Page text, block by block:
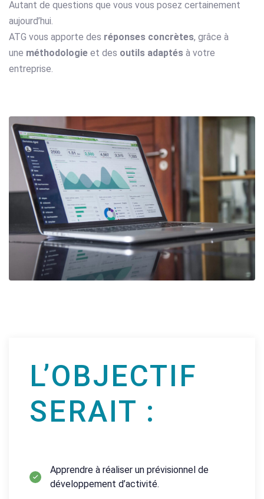
Autant de questions que vous vous posez certainement
aujourd’hui.
ATG vous apporte des réponses concrètes, grâce à
une méthodologie et des outils adaptés à votre
entreprise.
L’OBJECTIF
SERAIT :
Apprendre à réaliser un prévisionnel de
développement d’activité.